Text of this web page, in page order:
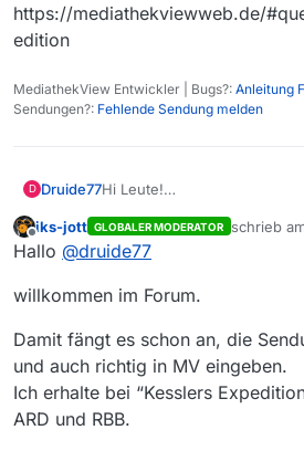
https://mediathekviewweb.de/
edition
MediathekView Entwickler | Bugs?: Anleitung
Sendungen?: Fehlende Sendung melden
D Druide77Hi Leute!
laufen aber mir ist
sehr viele (auch aktuelle)
sind, gar nicht im MV
Hat das technische Gründe
Vielen Dank für jeden
schöne Tage euch allen!
Offline
iks-jott GLOBALER MODERATOR schrieb
zuletzt
Hallo @druide77
willkommen im Forum.
Damit fängt es schon an, die
und auch richtig in MV eingeben.
Ich erhalte bei “Kesslers
ARD und RBB.